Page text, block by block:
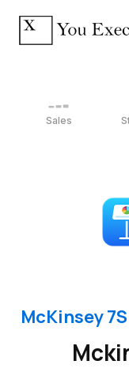
Sales
McKinsey